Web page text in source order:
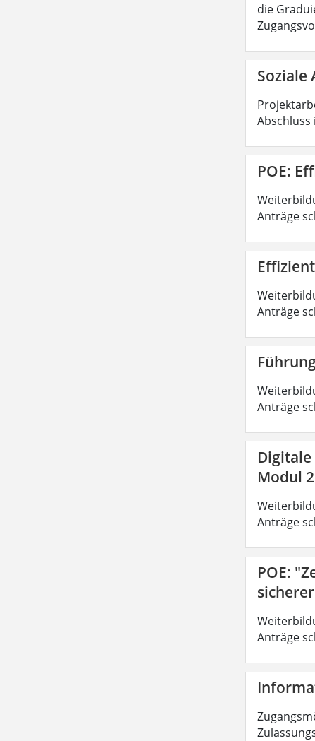
die
Soziale
POE:
Anträge
Anträge
Anträge
Modul 2
Anträge
POE:
Anträge